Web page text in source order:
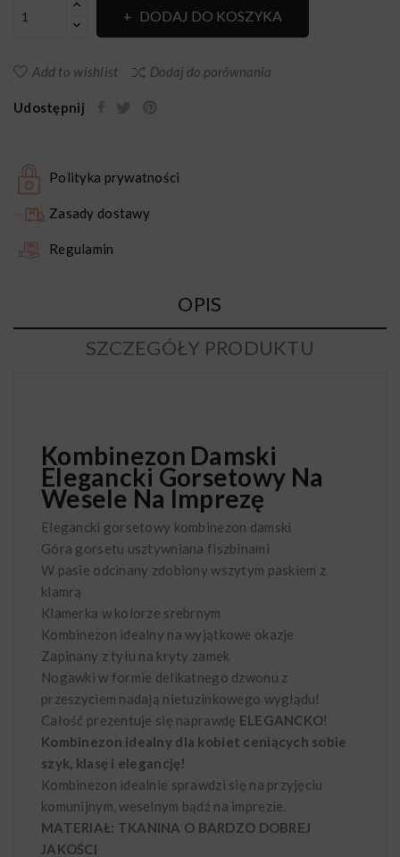
DODAJ DO KOSZYKA
Add to wishlist Dodaj do porównania
Udostępnij
Polityka prywatności
Zasady dostawy
Regulamin
OPIS
SZCZEGÓŁY PRODUKTU
Kombinezon Damski
Elegancki Gorsetowy Na
Wesele Na Imprezę
Elegancki gorsetowy kombinezon damski
Góra gorsetu usztywniana fiszbinami
W pasie odcinany zdobiony wszytym paskiem z
klamrą
Klamerka w kolorze srebrnym
Kombinezon idealny na wyjątkowe okazje
Zapinany z tyłu na kryty zamek
Nogawki w formie delikatnego dzwonu z
przeszyciem nadają nietuzinkowego wyglądu!
Całość prezentuje się naprawdę ELEGANCKO!
Kombinezon idealny dla kobiet ceniących sobie
szyk, klasę i elegancję!
Kombinezon idealnie sprawdzi się na przyjęciu
komunijnym, weselnym bądź na imprezie.
MATERIAŁ: TKANINA O BARDZO DOBREJ
JAKOŚCI